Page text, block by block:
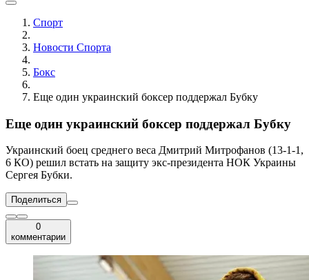
Спорт
Новости Cпорта
Бокс
Еще один украинский боксер поддержал Бубку
Еще один украинский боксер поддержал Бубку
Украинский боец среднего веса Дмитрий Митрофанов (13-1-1,
6 КО) решил встать на защиту экс-президента НОК Украины
Сергея Бубки.
Поделиться
0
комментарии